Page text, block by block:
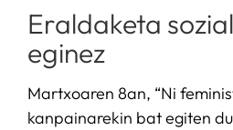
Eraldaketa
eginez
Martxoaren 8an, “Ni
kanpainarekin bat egiten